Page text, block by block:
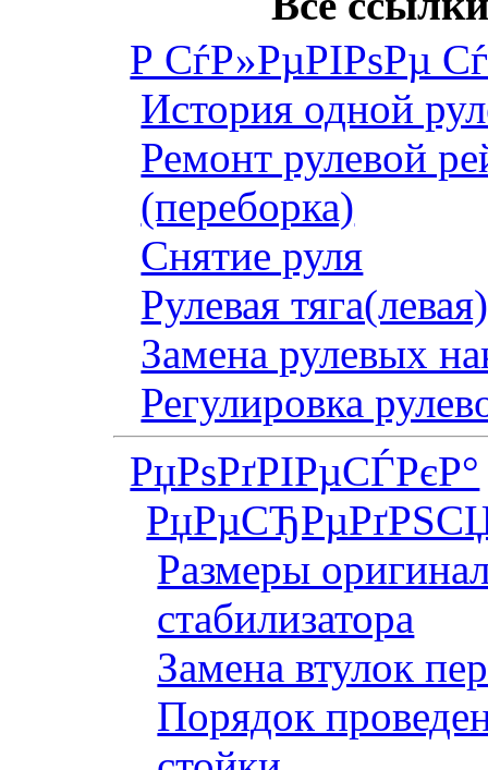
Р СѓР»РµРІРѕРµ
История одной
Ремонт рулевой
(переборка)
Снятие руля
Рулевая
Замена рулевых
Регулировка
РџРѕРґРІРµСЃРєР°
Размеры
стабилизатора
Замена втулок
Порядок